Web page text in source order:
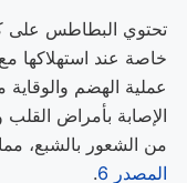
تحتوي البطاطس على
خاصة عند استهلاكها
عملية الهضم
الإصابة بأمراض
من الشعور بالشبع،
المصدر 6
.